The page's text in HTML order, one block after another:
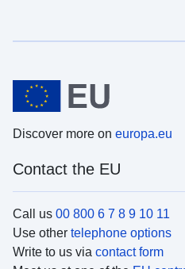
Discover more on europa.eu
Contact the EU
Call us 00 800 6 7 8 9 10 11
Use other telephone options
Write to us via contact form